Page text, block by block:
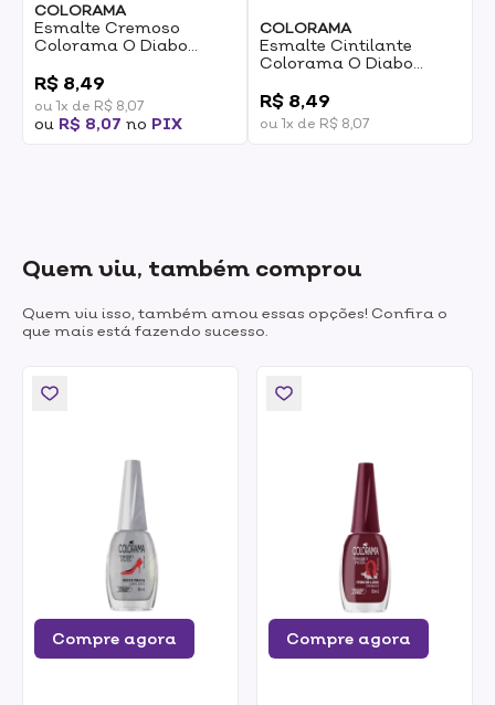
COLORAMA
Esmalte Cremoso
Colorama O Diabo
Rebeldia 8ml
R$ 8,49
ou 1x de R$ 8,07
ou R$ 8,07 no PIX
COLORAMA
Esmalte Cintilante
Colorama O Diabo
Estreia 8ml
R$ 8,49
ou 1x de R$ 8,07
Quem viu, também comprou
Quem viu isso, também amou essas opções! Confira o
que mais está fazendo sucesso.
Compre agora Compre agora